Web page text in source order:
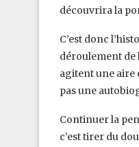
découvrira la
C’est donc
déroulement de
agitent une aire
pas une
Continuer la
c’est tirer du